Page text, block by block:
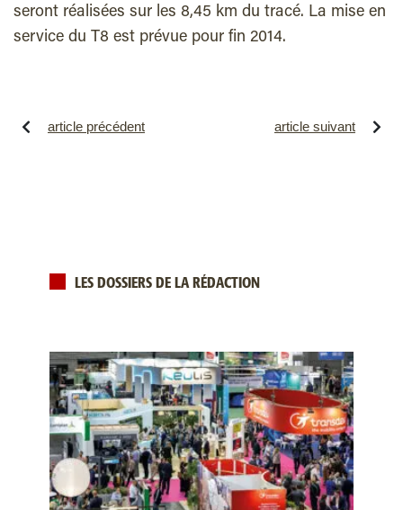
seront réalisées sur les 8,45 km du tracé. La mise en
service du T8 est prévue pour fin 2014.
article précédent article suivant
LES DOSSIERS DE LA RÉDACTION